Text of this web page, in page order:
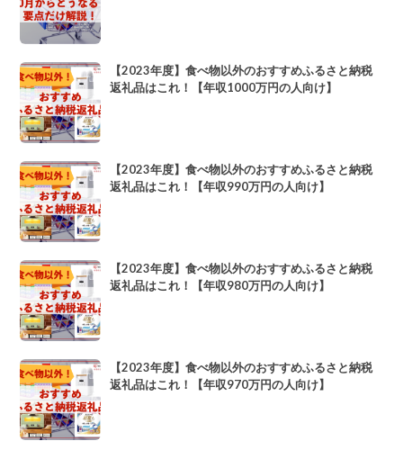
【2023年度】食べ物以外のおすすめふるさと納税
返礼品はこれ！【年収1000万円の人向け】
【2023年度】食べ物以外のおすすめふるさと納税
返礼品はこれ！【年収990万円の人向け】
【2023年度】食べ物以外のおすすめふるさと納税
返礼品はこれ！【年収980万円の人向け】
【2023年度】食べ物以外のおすすめふるさと納税
返礼品はこれ！【年収970万円の人向け】